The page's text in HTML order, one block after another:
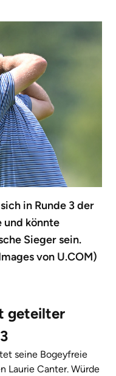
in Runde 3 der
und könnte
Sieger sein.
von U.COM)
geteilter
seine Bogeyfreie
Laurie Canter. Würde